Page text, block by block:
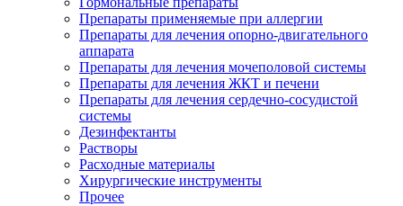
Препараты применяемые при аллергии
Препараты для лечения опорно-двигательного
аппарата
Препараты для лечения мочеполовой системы
Препараты для лечения ЖКТ и печени
Препараты для лечения сердечно-сосудистой
системы
Дезинфектанты
Растворы
Расходные материалы
Хирургические инструменты
Прочее